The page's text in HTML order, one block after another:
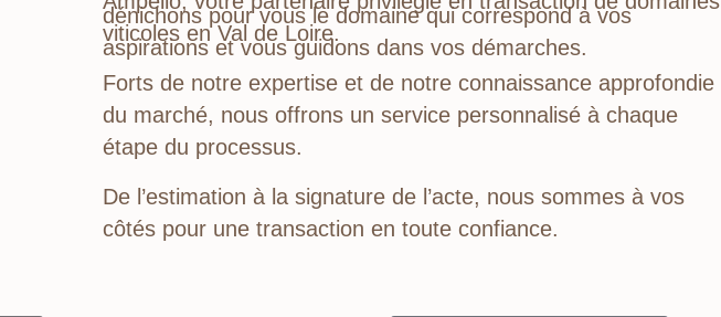
dénichons pour vous le domaine qui correspond à vos
aspirations et vous guidons dans vos démarches.
viticoles en Val de Loire.
Forts de notre expertise et de notre connaissance approfondie
du marché, nous offrons un service personnalisé à chaque
étape du processus.
De l’estimation à la signature de l’acte, nous sommes à vos
côtés pour une transaction en toute confiance.